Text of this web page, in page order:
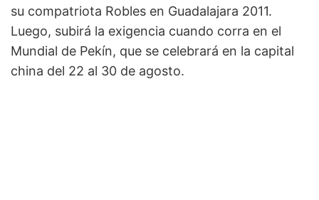
su compatriota Robles en Guadalajara 2011.
Luego, subirá la exigencia cuando corra en el
Mundial de Pekín, que se celebrará en la capital
china del 22 al 30 de agosto.